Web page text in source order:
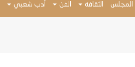
المجلس الثقافة الفن أدب شعبي